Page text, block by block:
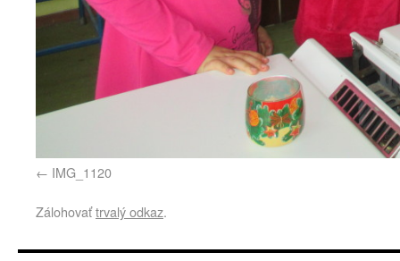
IMG_1120
Zálohovaťtrvalý odkaz.